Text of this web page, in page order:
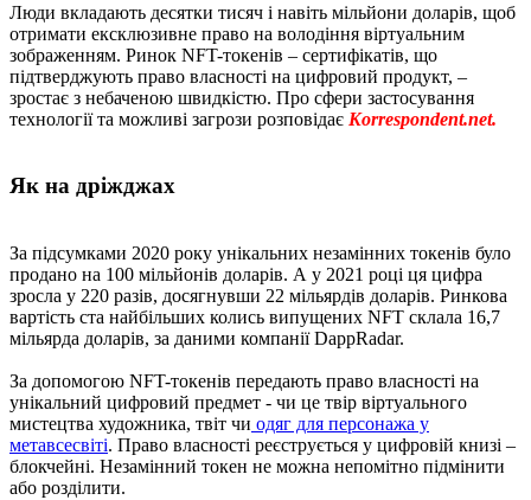
Люди вкладають десятки тисяч і навіть мільйони доларів, щоб
отримати ексклюзивне право на володіння віртуальним
зображенням. Ринок NFT-токенів – сертифікатів, що
підтверджують право власності на цифровий продукт, –
зростає з небаченою швидкістю. Про сфери застосування
технології та можливі загрози розповідає Korrespondent.net.
Як на дріжджах
За підсумками 2020 року унікальних незамінних токенів було
продано на 100 мільйонів доларів. А у 2021 році ця цифра
зросла у 220 разів, досягнувши 22 мільярдів доларів. Ринкова
вартість ста найбільших колись випущених NFT склала 16,7
мільярда доларів, за даними компанії DappRadar.
За допомогою NFT-токенів передають право власності на
унікальний цифровий предмет - чи це твір віртуального
мистецтва художника, твіт чи одяг для персонажа у
метавсесвіті. Право власності реєструється у цифровій книзі –
блокчейні. Незамінний токен не можна непомітно підмінити
або розділити.